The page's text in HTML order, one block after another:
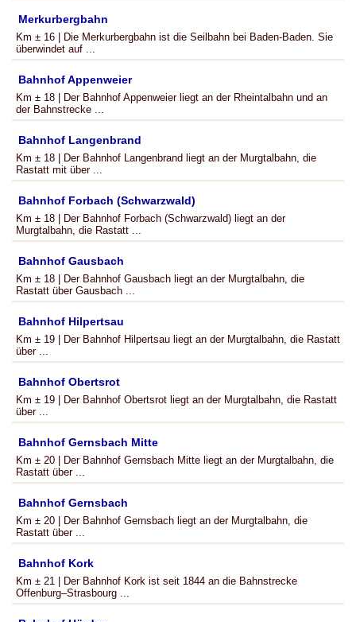
Merkurbergbahn
Km ± 16 | Die Merkurbergbahn ist die Seilbahn bei Baden-Baden. Sie
überwindet auf ...
Bahnhof Appenweier
Km ± 18 | Der Bahnhof Appenweier liegt an der Rheintalbahn und an
der Bahnstrecke ...
Bahnhof Langenbrand
Km ± 18 | Der Bahnhof Langenbrand liegt an der Murgtalbahn, die
Rastatt mit über ...
Bahnhof Forbach (Schwarzwald)
Km ± 18 | Der Bahnhof Forbach (Schwarzwald) liegt an der
Murgtalbahn, die Rastatt ...
Bahnhof Gausbach
Km ± 18 | Der Bahnhof Gausbach liegt an der Murgtalbahn, die
Rastatt über Gausbach ...
Bahnhof Hilpertsau
Km ± 19 | Der Bahnhof Hilpertsau liegt an der Murgtalbahn, die Rastatt
über ...
Bahnhof Obertsrot
Km ± 19 | Der Bahnhof Obertsrot liegt an der Murgtalbahn, die Rastatt
über ...
Bahnhof Gernsbach Mitte
Km ± 20 | Der Bahnhof Gernsbach Mitte liegt an der Murgtalbahn, die
Rastatt über ...
Bahnhof Gernsbach
Km ± 20 | Der Bahnhof Gernsbach liegt an der Murgtalbahn, die
Rastatt über ...
Bahnhof Kork
Km ± 21 | Der Bahnhof Kork ist seit 1844 an die Bahnstrecke
Offenburg–Strasbourg ...